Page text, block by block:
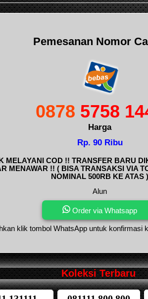
Pemesanan Nomor
0878 5758
Harga
Rp. 90 Ribu
MELAYANI COD !! TRANSFER BARU
MENAWAR !! ( BISA TRANSAKSI VIA
NOMINAL 500RB KE ATAS )
Alun
Order via Whatsapp
klik tombol WhatsApp untuk konfirmasi
Koleksi Terbaru